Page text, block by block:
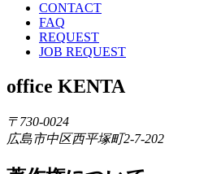
CONTACT
FAQ
REQUEST
JOB REQUEST
office KENTA
〒730-0024
広島市中区西平塚町2-7-202